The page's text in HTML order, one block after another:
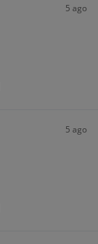
5 ago
5 ago